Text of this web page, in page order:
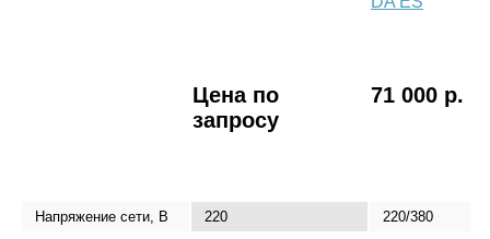
Цена по
запросу
71 000 р.
Напряжение сети, В 220
220/380